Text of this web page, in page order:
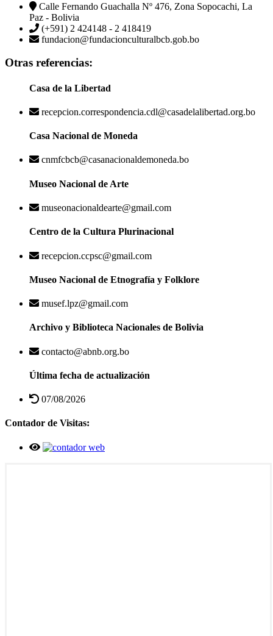
Calle Fernando Guachalla Nº 476, Zona Sopocachi, La
Paz - Bolivia
(+591) 2 424148 - 2 418419
fundacion@fundacionculturalbcb.gob.bo
Otras referencias:
Casa de la Libertad
recepcion.correspondencia.cdl@casadelalibertad.org.bo
Casa Nacional de Moneda
cnmfcbcb@casanacionaldemoneda.bo
Museo Nacional de Arte
museonacionaldearte@gmail.com
Centro de la Cultura Plurinacional
recepcion.ccpsc@gmail.com
Museo Nacional de Etnografía y Folklore
musef.lpz@gmail.com
Archivo y Biblioteca Nacionales de Bolivia
contacto@abnb.org.bo
Última fecha de actualización
07/08/2026
Contador de Visitas: